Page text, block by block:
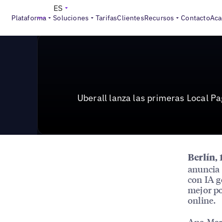
Plataforma Soluciones TarifasClientesRecursos Contacto
ES
News & Press
Uberall lanza las primeras Local
Berlín,
con IA
mejor
online.